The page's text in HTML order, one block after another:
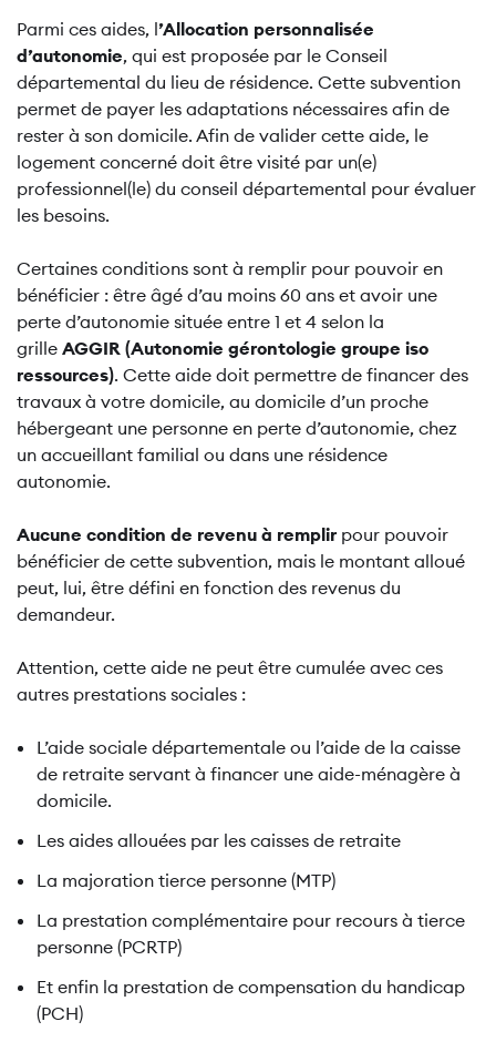
Parmi ces aides, l’Allocation personnalisée
d’autonomie, qui est proposée par le Conseil
départemental du lieu de résidence. Cette subvention
permet de payer les adaptations nécessaires afin de
rester à son domicile. Afin de valider cette aide, le
logement concerné doit être visité par un(e)
professionnel(le) du conseil départemental pour évaluer
les besoins.
Certaines conditions sont à remplir pour pouvoir en
bénéficier : être âgé d’au moins 60 ans et avoir une
perte d’autonomie située entre 1 et 4 selon la
grille AGGIR (Autonomie gérontologie groupe iso
ressources). Cette aide doit permettre de financer des
travaux à votre domicile, au domicile d’un proche
hébergeant une personne en perte d’autonomie, chez
un accueillant familial ou dans une résidence
autonomie.
Aucune condition de revenu à remplir pour pouvoir
bénéficier de cette subvention, mais le montant alloué
peut, lui, être défini en fonction des revenus du
demandeur.
Attention, cette aide ne peut être cumulée avec ces
autres prestations sociales :
L’aide sociale départementale ou l’aide de la caisse
de retraite servant à financer une aide-ménagère à
domicile.
Les aides allouées par les caisses de retraite
La majoration tierce personne (MTP)
La prestation complémentaire pour recours à tierce
personne (PCRTP)
Et enfin la prestation de compensation du handicap
(PCH)